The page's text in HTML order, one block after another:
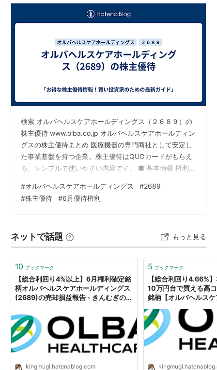
検索 オルバヘルスケアホールディングス（２６８９）の
株主優待 www.olba.co.jp オルバヘルスケアホールディン
グスの株主優待まとめ 医療機器の専門商社として安定し
た事業基盤を持つ企業。株主優待はQUOカードがもらえ
る、シンプルで使いやすい内容です。 ■ 基本情報 権利確
1株配当（予想）：80円 ■ 株主優待の内容（年1回）
【100株以上】 1年以上保有：1,000円分 3年以上保有：
2,000円分 【1,000株以上】 1年以上保有：4,000円分 3
号での継続記載…
#オルバヘルスケアホールディングス #2689
#株主優待 #6月優待権利
ネットで話題 もっと見る
10 ブックマーク
【総合利回り4%以上】6月権利確定銘
柄オルバヘルスケアホールディングス
(2689)の売却損益報告 - きんむぎの優
kingmugi.hatenablog.com
5 ブックマーク
【総合利回り4.66%
10万円台で買える高
銘柄【オルバヘルス
で儲けるブログ